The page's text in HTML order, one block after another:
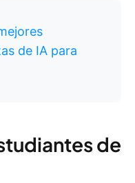
de IA para
de